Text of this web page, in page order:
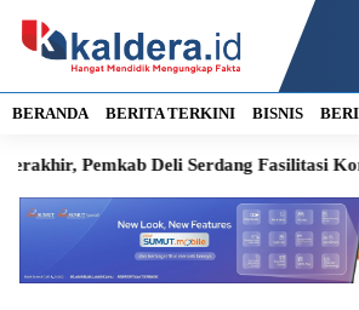
BERANDA BERITA TERKINI BISNIS
Deli Serdang Fasilitasi